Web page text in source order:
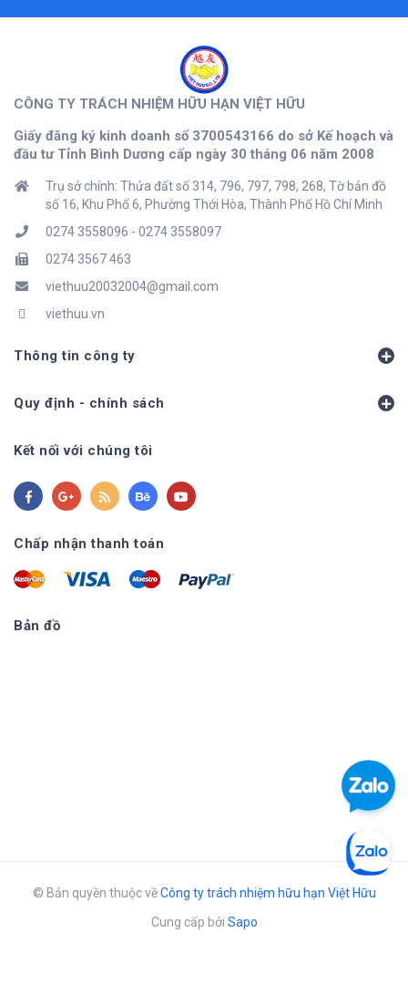
CÔNG TY TRÁCH NHIỆM HỮU HẠN VIỆT HỮU
Giấy đăng ký kinh doanh số 3700543166 do sở Kế hoạch và
đầu tư Tỉnh Bình Dương cấp ngày 30 tháng 06 năm 2008
Trụ sở chính: Thửa đất số 314, 796, 797, 798, 268, Tờ bản đồ
số 16, Khu Phố 6, Phường Thới Hòa, Thành Phố Hồ Chí Minh
0274 3558096 - 0274 3558097
0274 3567 463
viethuu20032004@gmail.com
viethuu.vn
Thông tin công ty
Quy định - chính sách
Kết nối với chúng tôi
Chấp nhận thanh toán
Bản đồ
© Bản quyền thuộc vềCông ty trách nhiệm hữu hạn Việt Hữu
Cung cấp bởi Sapo